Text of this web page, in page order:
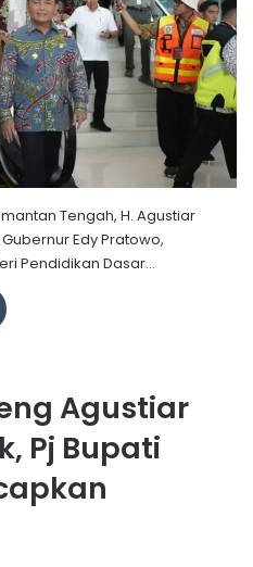
Tengah, H. Agustiar
Edy Pratowo,
Pendidikan Dasar…
Agustiar
Pj Bupati